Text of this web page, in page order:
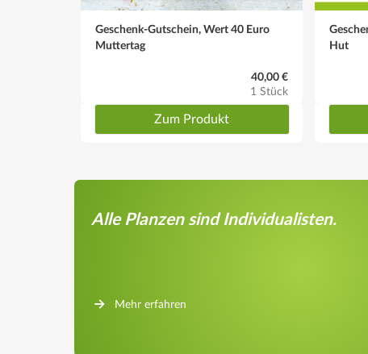
Geschenk-Gutschein, Wert 40 Euro
Muttertag
40,00 €
1 Stück
Zum Produkt
Hut
Alle Planzen sind Individualisten.
Mehr erfahren